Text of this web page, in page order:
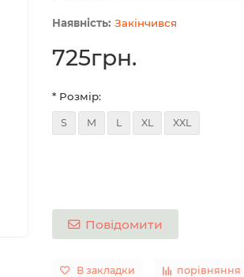
Закінчився
725грн.
* Розмір:
S M L XL XXL
Повідомити
В закладки порівняння